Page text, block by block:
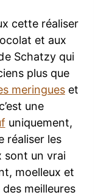
cette réaliser
et aux
Schatzy qui
plus que
meringueset
une
uniquement,
réaliser les
sont un vrai
moelleux et
des meilleures